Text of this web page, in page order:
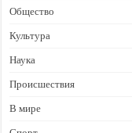
Общество
Культура
Наука
Происшествия
В мире